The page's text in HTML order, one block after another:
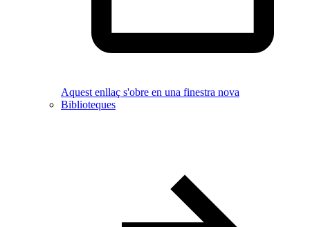
Aquest enllaç s'obre en una finestra nova
Biblioteques